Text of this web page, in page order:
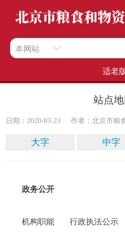
本网站
适老
站点地
日期：2020-03-23 作者：北京市粮
大字 中字
政务公开
机构职能 行政执法公示